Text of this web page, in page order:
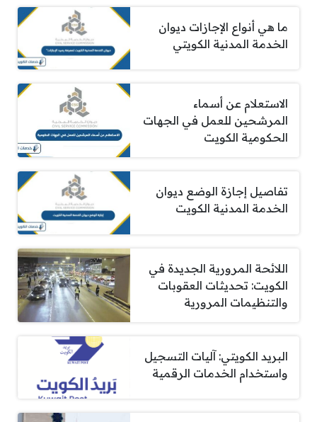
ما هي أنواع الإجازات ديوان
الخدمة المدنية الكويتي
الاستعلام عن أسماء
المرشحين للعمل في الجهات
الحكومية الكويت
تفاصيل إجازة الوضع ديوان
الخدمة المدنية الكويت
اللائحة المرورية الجديدة في
الكويت: تحديثات العقوبات
والتنظيمات المرورية
البريد الكويتي: آليات التسجيل
واستخدام الخدمات الرقمية